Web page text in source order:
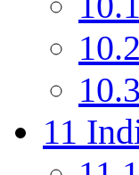
10.2
10.3
11